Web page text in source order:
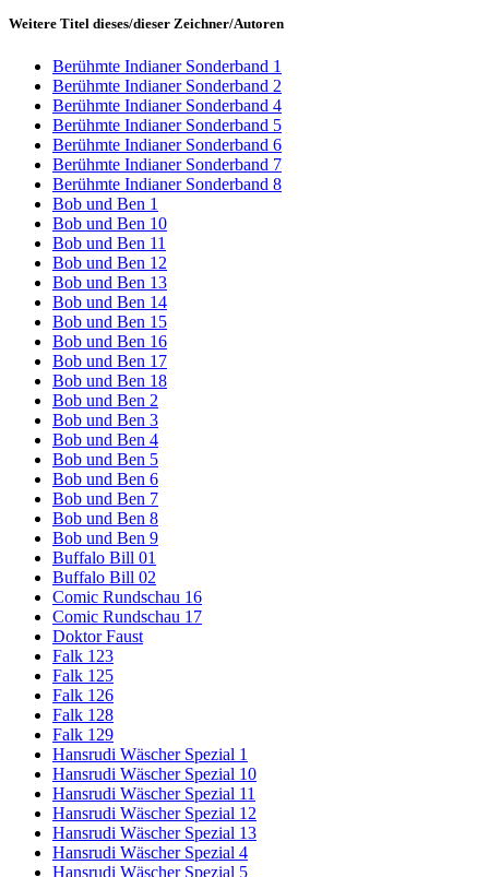
Weitere Titel dieses/dieser Zeichner/Autoren
Berühmte Indianer Sonderband 1
Berühmte Indianer Sonderband 2
Berühmte Indianer Sonderband 4
Berühmte Indianer Sonderband 5
Berühmte Indianer Sonderband 6
Berühmte Indianer Sonderband 7
Berühmte Indianer Sonderband 8
Bob und Ben 1
Bob und Ben 10
Bob und Ben 11
Bob und Ben 12
Bob und Ben 13
Bob und Ben 14
Bob und Ben 15
Bob und Ben 16
Bob und Ben 17
Bob und Ben 18
Bob und Ben 2
Bob und Ben 3
Bob und Ben 4
Bob und Ben 5
Bob und Ben 6
Bob und Ben 7
Bob und Ben 8
Bob und Ben 9
Buffalo Bill 01
Buffalo Bill 02
Comic Rundschau 16
Comic Rundschau 17
Doktor Faust
Falk 123
Falk 125
Falk 126
Falk 128
Falk 129
Hansrudi Wäscher Spezial 1
Hansrudi Wäscher Spezial 10
Hansrudi Wäscher Spezial 11
Hansrudi Wäscher Spezial 12
Hansrudi Wäscher Spezial 13
Hansrudi Wäscher Spezial 4
Hansrudi Wäscher Spezial 5